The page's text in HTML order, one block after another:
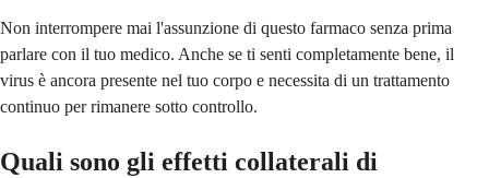
Non interrompere mai l'assunzione di questo farmaco senza prima
parlare con il tuo medico. Anche se ti senti completamente bene, il
virus è ancora presente nel tuo corpo e necessita di un trattamento
continuo per rimanere sotto controllo.
Quali sono gli effetti collaterali di